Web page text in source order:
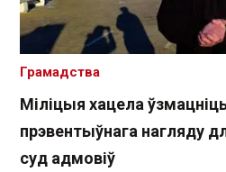
Міліцыя хацела
прэвентыўнага нагляду
суд адмовіў
Грамадства